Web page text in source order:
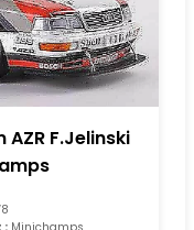
F.Jelinski